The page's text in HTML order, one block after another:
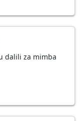
dalili za mimba